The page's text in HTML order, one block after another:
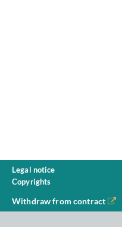
Legal notice
Copyrights
Withdraw from contract